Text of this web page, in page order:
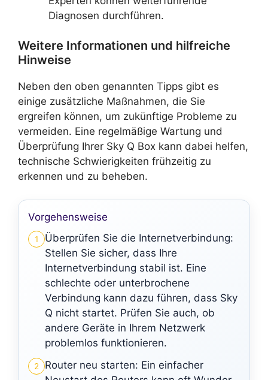
Diagnosen durchführen.
Weitere Informationen und hilfreiche
Hinweise
Neben den oben genannten Tipps gibt es
einige zusätzliche Maßnahmen, die Sie
ergreifen können, um zukünftige Probleme zu
vermeiden. Eine regelmäßige Wartung und
Überprüfung Ihrer Sky Q Box kann dabei helfen,
technische Schwierigkeiten frühzeitig zu
erkennen und zu beheben.
Vorgehensweise
1
Überprüfen Sie die Internetverbindung:
Stellen Sie sicher, dass Ihre
Internetverbindung stabil ist. Eine
schlechte oder unterbrochene
Verbindung kann dazu führen, dass Sky
Q nicht startet. Prüfen Sie auch, ob
andere Geräte in Ihrem Netzwerk
problemlos funktionieren.
2
Router neu starten: Ein einfacher